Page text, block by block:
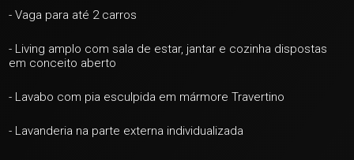
- Vaga para até 2 carros
- Living amplo com sala de estar, jantar e cozinha dispostas
em conceito aberto
- Lavabo com pia esculpida em mármore Travertino
- Lavanderia na parte externa individualizada